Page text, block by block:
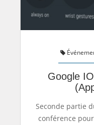
Google
Seconde partie
conférence